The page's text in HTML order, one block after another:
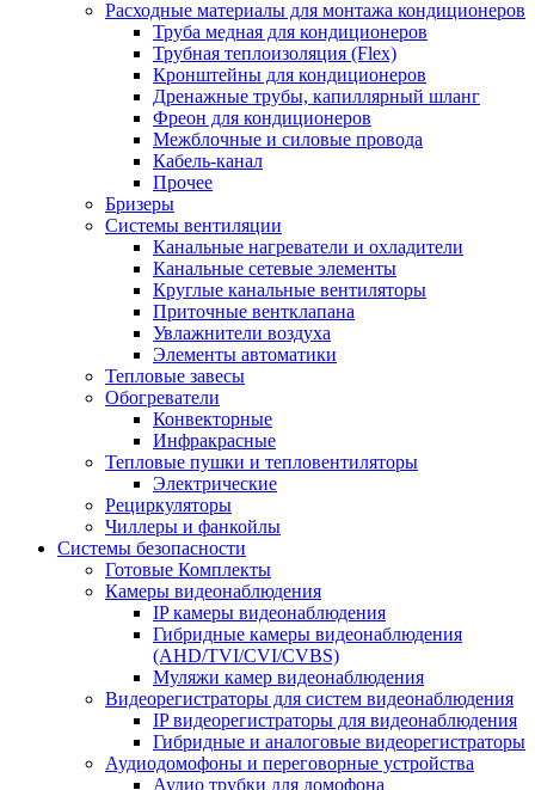
Расходные материалы для монтажа кондиционеров
Труба медная для кондиционеров
Трубная теплоизоляция (Flex)
Кронштейны для кондиционеров
Дренажные трубы, капиллярный шланг
Фреон для кондиционеров
Межблочные и силовые провода
Кабель-канал
Прочее
Бризеры
Системы вентиляции
Канальные нагреватели и охладители
Канальные сетевые элементы
Круглые канальные вентиляторы
Приточные вентклапана
Увлажнители воздуха
Элементы автоматики
Тепловые завесы
Обогреватели
Конвекторные
Инфракрасные
Тепловые пушки и тепловентиляторы
Электрические
Рециркуляторы
Чиллеры и фанкойлы
Системы безопасности
Готовые Комплекты
Камеры видеонаблюдения
IP камеры видеонаблюдения
Гибридные камеры видеонаблюдения
(AHD/TVI/CVI/CVBS)
Муляжи камер видеонаблюдения
Видеорегистраторы для систем видеонаблюдения
IP видеорегистраторы для видеонаблюдения
Гибридные и аналоговые видеорегистраторы
Аудиодомофоны и переговорные устройства
Аудио трубки для домофона